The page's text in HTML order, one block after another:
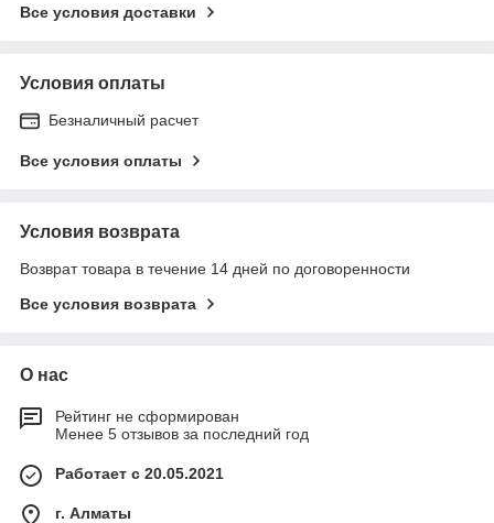
Все условия доставки
Условия оплаты
Безналичный расчет
Все условия оплаты
Условия возврата
Возврат товара в течение 14 дней по договоренности
Все условия возврата
О нас
Рейтинг не сформирован
Менее 5 отзывов за последний год
Работает с 20.05.2021
г. Алматы